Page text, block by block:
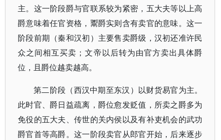
主。这一阶段爵与官联系较为紧密，五大夫等以上高
爵意味着任官资格，鬻爵实则含有卖官的意味。这一
阶段前期（秦和汉初）主要售卖爵级，汉初还准许民
众之间相互买卖；文帝以后转为由官方卖出具体爵
位，且爵位越卖越高。
第二阶段（西汉中期至东汉）以财货易官为主。
此时官、爵日益疏离，爵位愈发贬值，所卖之爵多为
免役的五大夫、传世的关内侯以及有补吏机会的武功
爵官首等高爵。这一阶段卖官从郎官开始，后来逐步